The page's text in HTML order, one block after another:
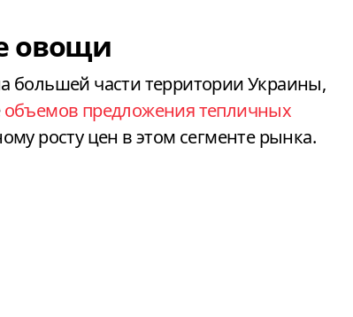
овощи
большей части территории Украины,
объемов предложения тепличных
росту цен в этом сегменте рынка.